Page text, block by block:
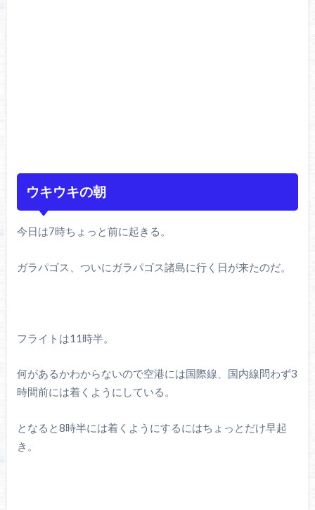
ウキウキの朝
今日は7時ちょっと前に起きる。
ガラパゴス、ついにガラパゴス諸島に行く日が来たのだ。
フライトは11時半。
何があるかわからないので空港には国際線、国内線問わず3
時間前には着くようにしている。
となると8時半には着くようにするにはちょっとだけ早起
き。